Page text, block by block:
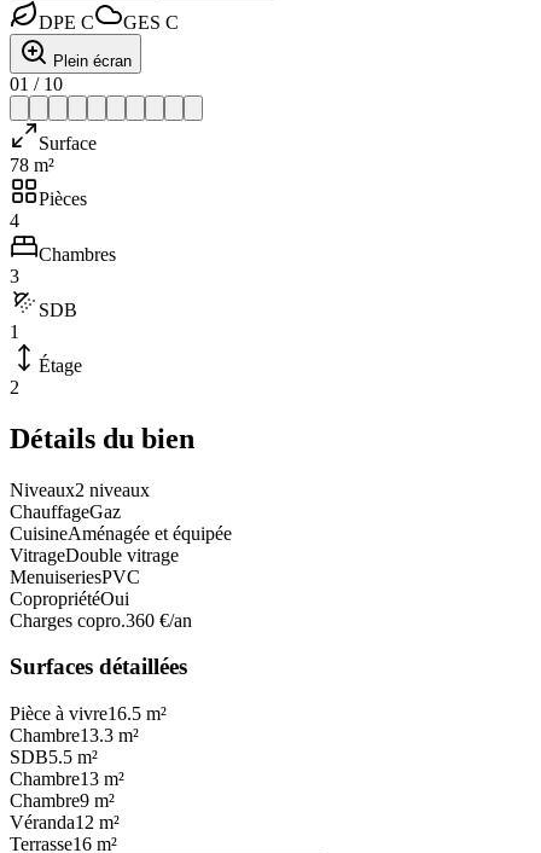
DPE C GES C
Plein écran
01 / 10
Surface
78 m²
Pièces
4
Chambres
3
SDB
1
Étage
2
Détails du bien
Niveaux2 niveaux
ChauffageGaz
CuisineAménagée et équipée
VitrageDouble vitrage
MenuiseriesPVC
CopropriétéOui
Charges copro.360 €/an
Surfaces détaillées
Pièce à vivre16.5 m²
Chambre13.3 m²
SDB5.5 m²
Chambre13 m²
Chambre9 m²
Véranda12 m²
Terrasse16 m²